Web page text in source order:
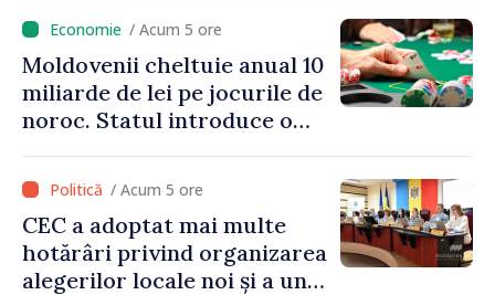
putem menține prețurile la
un nivel mai mic”
/ Acum 5 ore
Moldovenii cheltuie anual 10
miliarde de lei pe jocurile de
noroc. Statul introduce o
peste 500 de milioane de lei
la buget / Acum 5 ore
CEC a adoptat mai multe
hotărâri privind organizarea
alegerilor locale noi și a unui